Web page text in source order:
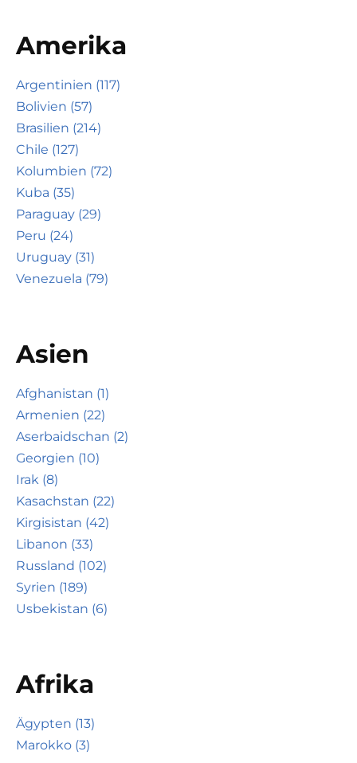
Amerika
Argentinien (117)
Bolivien (57)
Brasilien (214)
Chile (127)
Kolumbien (72)
Kuba (35)
Paraguay (29)
Peru (24)
Uruguay (31)
Venezuela (79)
Asien
Afghanistan (1)
Armenien (22)
Aserbaidschan (2)
Georgien (10)
Irak (8)
Kasachstan (22)
Kirgisistan (42)
Libanon (33)
Russland (102)
Syrien (189)
Usbekistan (6)
Afrika
Ägypten (13)
Marokko (3)